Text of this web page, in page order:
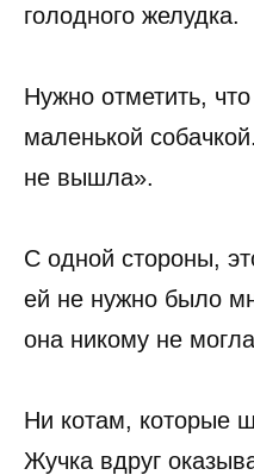
голодного желудка.
Нужно отметить,
маленькой
не вышла».
С одной стороны,
ей не нужно было
она никому не
Ни котам, которые
Жучка вдруг